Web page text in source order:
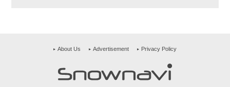
About Us Advertisement Privacy Policy